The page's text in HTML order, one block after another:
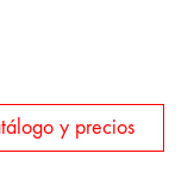
y precios